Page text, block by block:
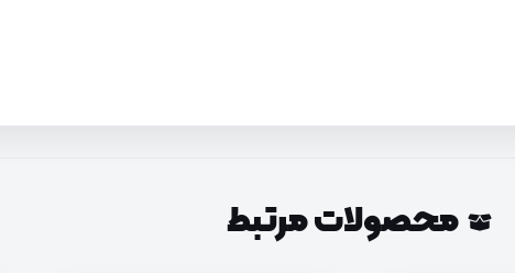
محصولات مرتبط